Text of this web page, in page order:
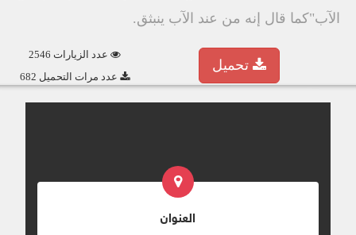
الآب"كما قال إنه من عند الآب ينبثق.
عدد الزيارات 2546
عدد مرات التحميل 682
تحميل
العنوان